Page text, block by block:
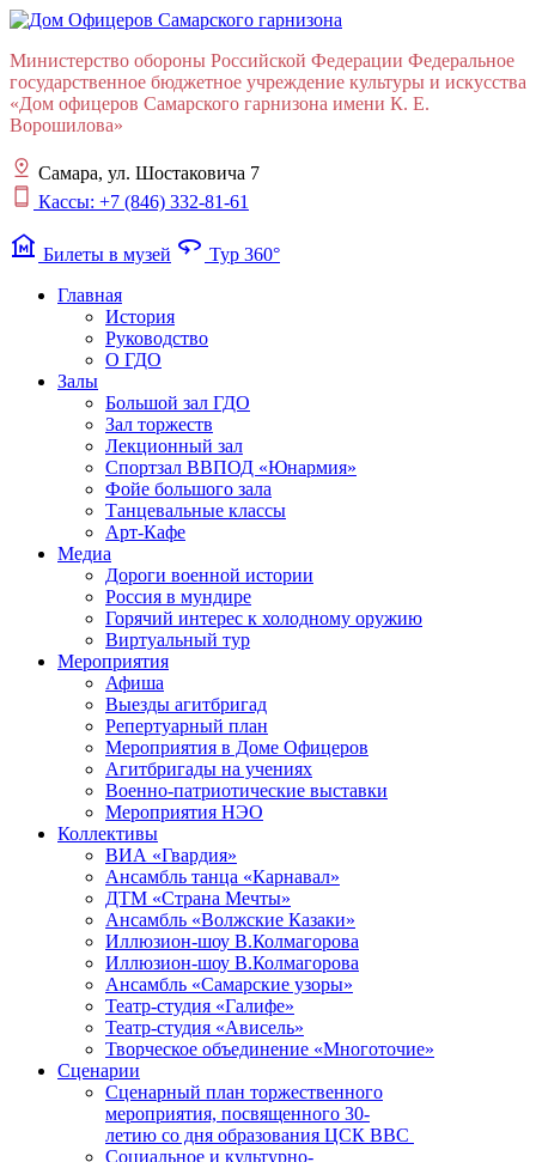
Министерство обороны Российской Федерации Федеральное
государственное бюджетное учреждение культуры и искусства
«Дом офицеров Cамарского гарнизона имени К. Е.
Ворошилова»
Самара, ул. Шостаковича 7
Кассы: +7 (846) 332-81-61
museum Билеты в музей 360 Тур 360°
Главная
История
Руководство
О ГДО
Залы
Большой зал ГДО
Зал торжеств
Лекционный зал
Cпортзал ВВПОД «Юнармия»
Фойе большого зала
Танцевальные классы
Арт-Кафе
Медиа
Дороги военной истории
Россия в мундире
Горячий интерес к холодному оружию
Виртуальный тур
Мероприятия
Афиша
Выезды агитбригад
Репертуарный план
Мероприятия в Доме Офицеров
Агитбригады на учениях
Военно-патриотические выставки
Мероприятия НЭО
Коллективы
ВИА «Гвардия»
Ансамбль танца «Карнавал»
ДТМ «Страна Мечты»
Ансамбль «Волжские Казаки»
Иллюзион-шоу В.Колмагорова
Иллюзион-шоу В.Колмагорова
Ансамбль «Самарские узоры»
Театр-студия «Галифе»
Театр-студия «Ависель»
Творческое объединение «Многоточие»
Сценарии
Сценарный план торжественного
мероприятия, посвященного 30-
летию со дня образования ЦСК ВВС
Социальное и культурно-